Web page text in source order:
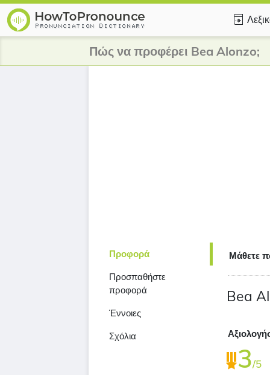
Πώς να προφέρει Bea Alonzo;
Προφορά
Προσπαθήστε
προφορά
Έννοιες
Σχόλια
Μάθετε
Bea
3/5